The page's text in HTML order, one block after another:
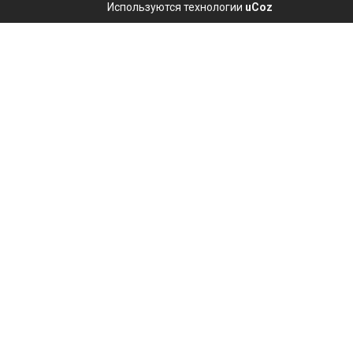
Используются технологии uCoz